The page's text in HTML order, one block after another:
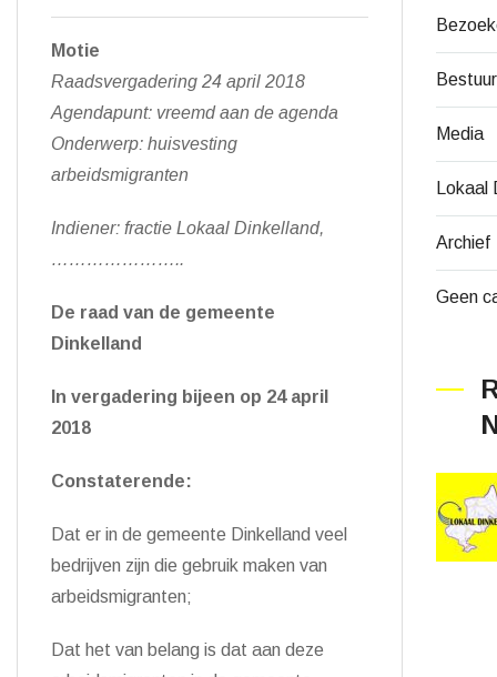
Motie
Raadsvergadering 24 april 2018
Agendapunt: vreemd aan de agenda
Onderwerp: huisvesting
arbeidsmigranten
Indiener: fractie Lokaal Dinkelland,
…………………..
De raad van de gemeente
Dinkelland
In vergadering bijeen op 24 april
2018
Constaterende:
Dat er in de gemeente Dinkelland veel
bedrijven zijn die gebruik maken van
arbeidsmigranten;
Dat het van belang is dat aan deze
Bestuur
Media
Lokaal
Archief
Geen